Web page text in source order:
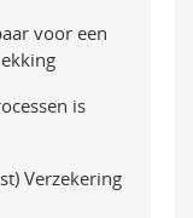
voor een
is
Verzekering